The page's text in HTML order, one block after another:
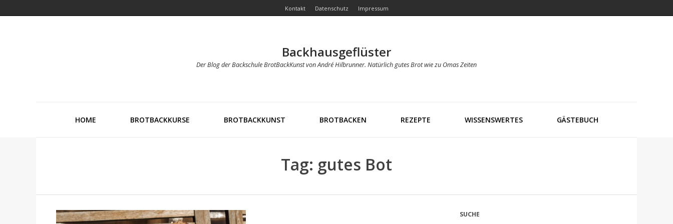
Kontakt Datenschutz Impressum
Backhausgeflüster
Der Blog der Backschule BrotBackKunst von André Hilbrunner. Natürlich gutes Brot wie zu Omas Zeiten
HOME BROTBACKKURSE BROTBACKKUNST BROTBACKEN REZEPTE WISSENSWERTES GÄSTEBUCH
Tag: gutes Bot
SUCHE